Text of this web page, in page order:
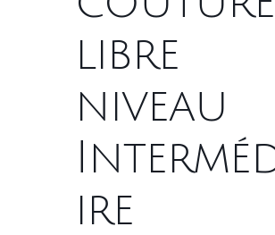
libre
niveau
ire